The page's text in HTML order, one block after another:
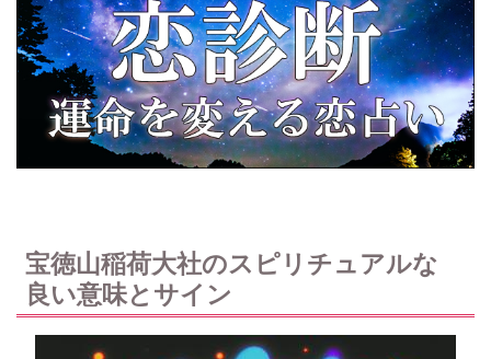
宝徳山稲荷大社のスピリチュアルな
良い意味とサイン